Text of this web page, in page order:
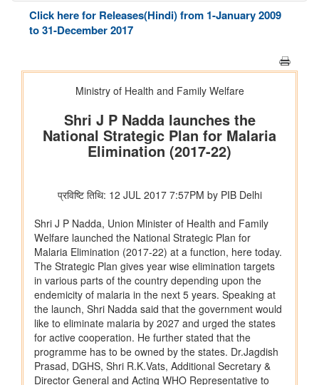
केंद्रीय आयुष मंत्री श्री प्रतापराव जाधव ने सीसीआरएएस की 27वीं शासी
निकाय बैठक की अध्यक्षता की
अन्वेषण रोडमैप की प्रमुख उपलब्धियों की जानकारी दी
संसद प्रश्न: वैश्विक प्रक्षेपण बाजार में भारत की स्थिति
संसद प्रश्न: अंतरिक्ष प्रौद्योगिकी का विकास
संसद प्रश्न: जम्मू-कश्मीर में इसरो समर्थित अंतरिक्ष प्रौद्योगिकी के अनुप्रयोग
कोयला मंत्रालय
विद्युत क्षेत्र के लिए कोयले की आपूर्ति की स्थिति पर्याप्त बनी हुई है; जुलाई
2026 में उत्पादन और ढुलाई में मजबूत वृद्धि दर्ज की गई है
भुवनेश्वरी ओसीपी: नवाचार से उत्पादन को शक्ति और स्थिरता से विकास को
आकार
कोयला मंत्रालय की सलाहकार समिति ने वाणिज्यिक कोयला खनन सुधारों और
निजी क्षेत्र की भागीदारी को बढ़ावा देने पर चर्चा की
वाणिज्‍य एवं उद्योग मंत्रालय
भारत ने अपनी ब्रिक्स अध्यक्षता 2026 के अंतर्गत जयपुर में आयोजित 10वें
ब्रिक्स उद्योग मंत्रियों के सम्मेलन का सफल आयोजन किया
Click here for Releases(Hindi) from 1-January 2009
to 31-December 2017